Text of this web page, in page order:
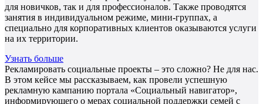
для новичков, так и для профессионалов. Также проводятся
занятия в индивидуальном режиме, мини-группах, а
специально для корпоративных клиентов оказываются услуги
на их территории.
Узнать больше
Рекламировать социальные проекты – это сложно? Не для нас.
В этом кейсе мы рассказываем, как провели успешную
рекламную кампанию портала «Социальный навигатор»,
информирующего о мерах социальной поддержки семей с